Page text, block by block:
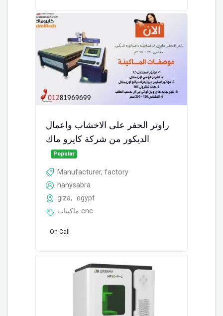
راوتر الحفر على الاخشاب واعمال
الديكور من شركة كايرو ماك
Popular
Manufacturer, factory
hanysabra
giza,
egypt
ماكينات cnc
On Call